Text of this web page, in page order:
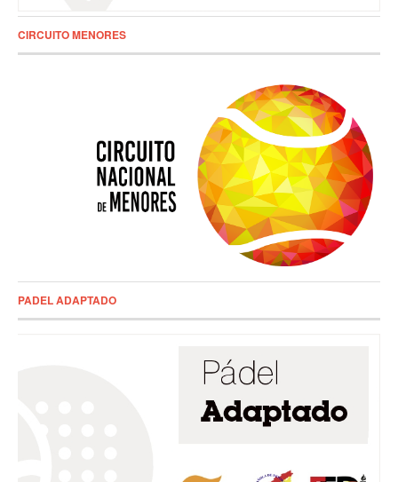
CIRCUITO MENORES
PADEL ADAPTADO